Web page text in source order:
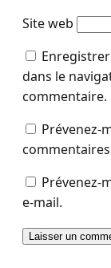
Site web
dans le
commentaire.
Prévenez-
Prévenez-
e-mail.